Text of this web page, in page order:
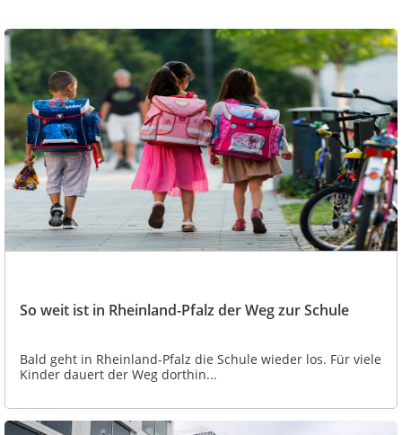
So weit ist in Rheinland-Pfalz der Weg zur Schule
Bald geht in Rheinland-Pfalz die Schule wieder los. Für viele
Kinder dauert der Weg dorthin...